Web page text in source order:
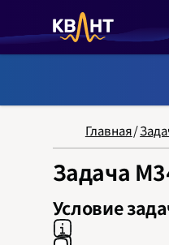
Главная/
Задача
Условие